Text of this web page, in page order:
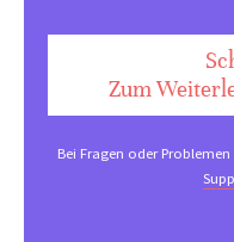
Zum
Bei Fragen oder